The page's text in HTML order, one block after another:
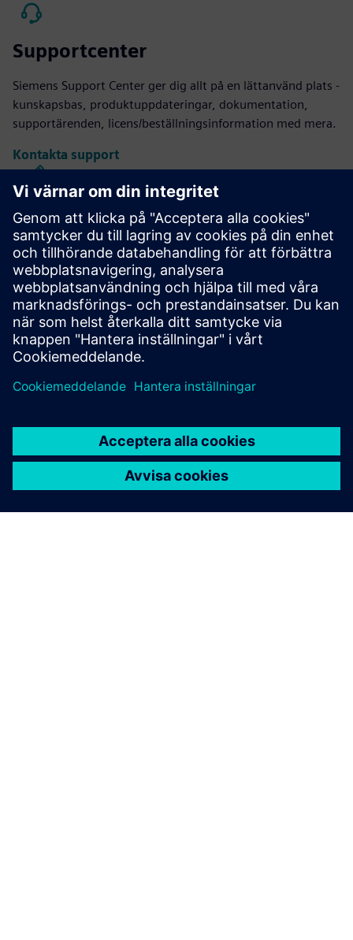
Supportcenter
Siemens Support Center ger dig allt på en lättanvänd plats -
kunskapsbas, produktuppdateringar, dokumentation,
supportärenden, licens/beställningsinformation med mera.
Kontakta support
Kaliber IC Design & Tillverkning
Verktygssviten Calibre ger exakt, effektiv, omfattande IC-
verifiering och optimering över alla processnoder och
designstilar samtidigt som resursanvändning och
bandutningsscheman minimeras.
Lär dig av experter